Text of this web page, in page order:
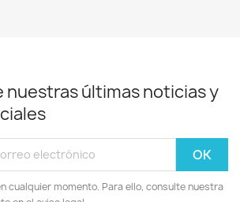
nuestras últimas noticias y
cualquier momento. Para ello, consulte nuestra